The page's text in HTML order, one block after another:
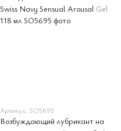
Артикул: SO5695
Возбуждающий лубрикант на